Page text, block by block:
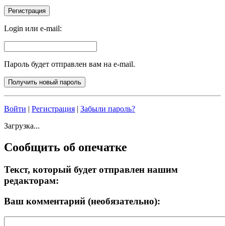
Login или e-mail:
Пароль будет отправлен вам на e-mail.
Войти Регистрация
Забыли пароль?
Загрузка...
Сообщить об опечатке
Текст, который будет отправлен нашим
редакторам:
Ваш комментарий (необязательно):